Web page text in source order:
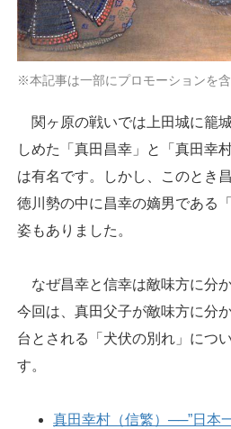
※本記事は一部にプロモーションを
関ヶ原の戦いでは上田城に籠
しめた「真田昌幸」と「真田幸
は有名です。しかし、このとき
徳川勢の中に昌幸の嫡男である
姿もありました。
なぜ昌幸と信幸は敵味方に分
今回は、真田父子が敵味方に分
台とされる「犬伏の別れ」につ
す。
真田幸村（信繁）──”日本